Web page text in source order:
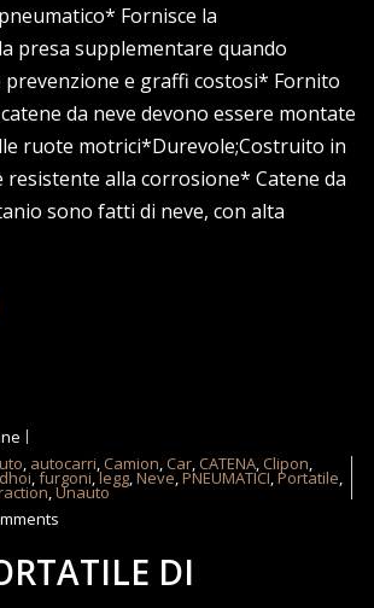
Fornisce la
presa supplementare quando
prevenzione e graffi costosi* Fornito
da neve devono essere montate
ruote motrici*Durevole;Costruito in
resistente alla corrosione* Catene da
sono fatti di neve, con alta
, autocarri, Camion, Car, CATENA, Clipon,
,furgoni,legg,Neve,PNEUMATICI,Portatile,
,Unauto
DI